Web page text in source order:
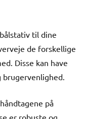
til dine
de forskellige
Disse kan have
på
er robuste og